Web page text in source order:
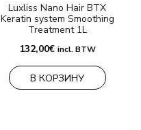
Luxliss Nano Hair BTX
Keratin system Smoothing
Treatment 1L
132,00€ incl. BTW
В КОРЗИНУ